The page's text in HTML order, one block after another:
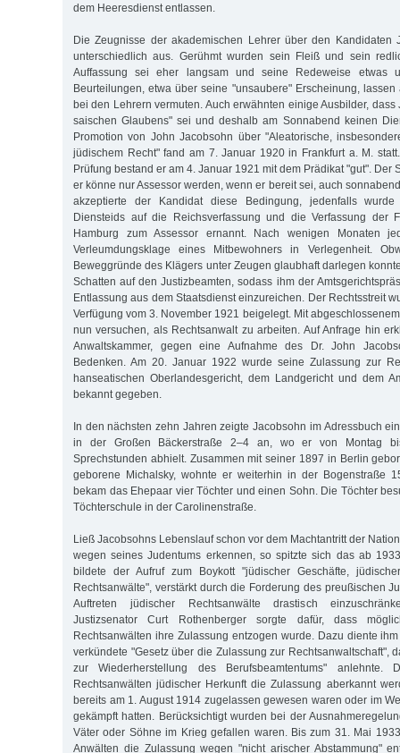
dem Heeresdienst entlassen.
Die Zeugnisse der akademischen Lehrer über den Kandidaten
unterschiedlich aus. Gerühmt wurden sein Fleiß und sein
Auffassung sei eher langsam und seine Redeweise etwas
Beurteilungen, etwa über seine "unsaubere" Erscheinung, lassen
bei den Lehrern vermuten. Auch erwähnten einige Ausbilder,
saischen Glaubens" sei und deshalb am Sonnabend keinen
Promotion von John Jacobsohn über "Aleatorische,
jüdischem Recht" fand am 7. Januar 1920 in Frankfurt a. M.
Prüfung bestand er am 4. Januar 1921 mit dem Prädikat "gut". Der
er könne nur Assessor werden, wenn er bereit sei, auch
akzeptierte der Kandidat diese Bedingung, jedenfalls
Diensteids auf die Reichsverfassung und die Verfassung der
Hamburg zum Assessor ernannt. Nach wenigen Monaten
Verleumdungsklage eines Mitbewohners in Verlegenheit.
Beweggründe des Klägers unter Zeugen glaubhaft darlegen
Schatten auf den Justizbeamten, sodass ihm der
Entlassung aus dem Staatsdienst einzureichen. Der Rechtsstreit
Verfügung vom 3. November 1921 beigelegt. Mit
nun versuchen, als Rechtsanwalt zu arbeiten. Auf Anfrage hin
Anwaltskammer, gegen eine Aufnahme des Dr. John
Bedenken. Am 20. Januar 1922 wurde seine Zulassung zur
hanseatischen Oberlandesgericht, dem Landgericht und dem
bekannt gegeben.
In den nächsten zehn Jahren zeigte Jacobsohn im Adressbuch
in der Großen Bäckerstraße 2–4 an, wo er von Montag
Sprechstunden abhielt. Zusammen mit seiner 1897 in Berlin
geborene Michalsky, wohnte er weiterhin in der Bogenstraße
bekam das Ehepaar vier Töchter und einen Sohn. Die Töchter
Töchterschule in der Carolinenstraße.
Ließ Jacobsohns Lebenslauf schon vor dem Machtantritt der
wegen seines Judentums erkennen, so spitzte sich das ab
bildete der Aufruf zum Boykott "jüdischer Geschäfte,
Rechtsanwälte", verstärkt durch die Forderung des preußischen
Auftreten jüdischer Rechtsanwälte drastisch
Justizsenator Curt Rothenberger sorgte dafür, dass
Rechtsanwälten ihre Zulassung entzogen wurde. Dazu diente
verkündete "Gesetz über die Zulassung zur Rechtsanwaltschaft",
zur Wiederherstellung des Berufsbeamtentums" anlehnte.
Rechtsanwälten jüdischer Herkunft die Zulassung aberkannt
bereits am 1. August 1914 zugelassen gewesen waren oder im
gekämpft hatten. Berücksichtigt wurden bei der
Väter oder Söhne im Krieg gefallen waren. Bis zum 31. Mai
Anwälten die Zulassung wegen "nicht arischer Abstammung"